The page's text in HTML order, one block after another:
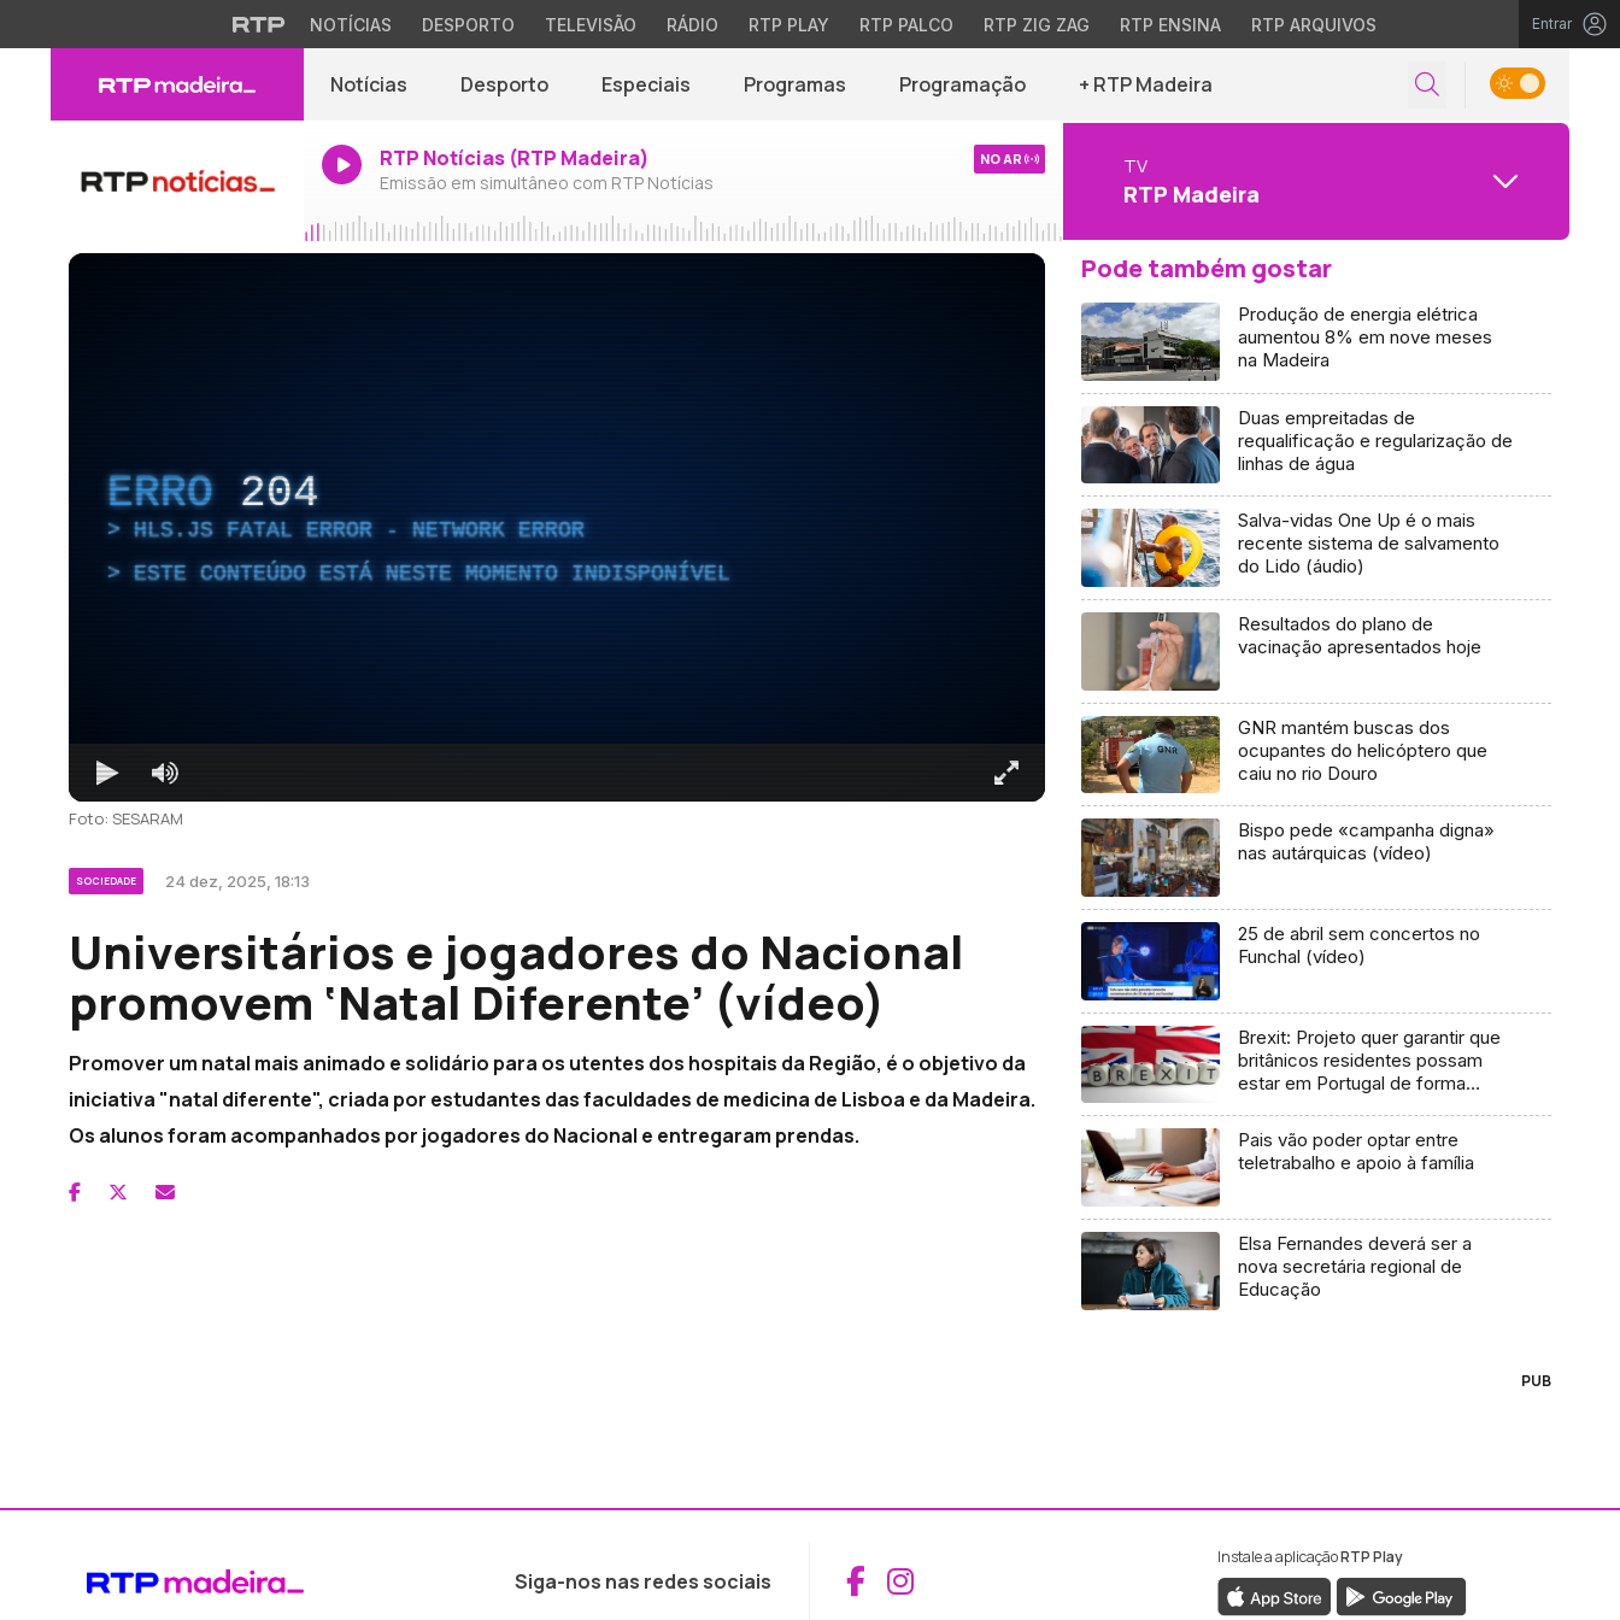
NOTÍCIAS DESPORTO TELEVISÃO RÁDIO RTP PLAY RTP PALCO RTP ZIG ZAG RTP ENSINA RTP ARQUIVOS Entrar
Notícias Desporto Especiais Programas Programação + RTP Madeira
RTP Notícias (RTP Madeira)
Emissão em simultâneo com RTP Notícias
NO AR TV
RTP Madeira
ERRO 204
HLS.JS FATAL ERROR - NETWORK ERROR
ESTE CONTEÚDO ESTÁ NESTE MOMENTO INDISPONÍVEL
Foto: SESARAM
SOCIEDADE 24 dez, 2025, 18:13
Universitários e jogadores do Nacional
promovem ‘Natal Diferente’ (vídeo)
Promover um natal mais animado e solidário para os utentes dos hospitais da Região, é o objetivo da
iniciativa "natal diferente", criada por estudantes das faculdades de medicina de Lisboa e da Madeira.
Os alunos foram acompanhados por jogadores do Nacional e entregaram prendas.
Pode também gostar
Produção de energia elétrica
aumentou 8% em nove meses
na Madeira
Duas empreitadas de
requalificação e regularização de
linhas de água
Salva-vidas One Up é o mais
recente sistema de salvamento
do Lido (áudio)
Resultados do plano de
vacinação apresentados hoje
GNR mantém buscas dos
ocupantes do helicóptero que
caiu no rio Douro
Bispo pede «campanha digna»
nas autárquicas (vídeo)
25 de abril sem concertos no
Funchal (vídeo)
Brexit: Projeto quer garantir que
britânicos residentes possam
estar em Portugal de forma
Pais vão poder optar entre
teletrabalho e apoio à família
Elsa Fernandes deverá ser a
nova secretária regional de
Educação
PUB
Siga-nos nas redes sociais Aceder ao Facebook da RTP Madeira
Aceder ao Instagram da RTP Madeira
Instale a aplicaçãoRTP Play